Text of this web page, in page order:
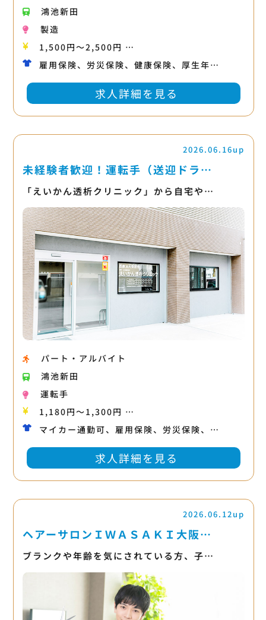
鴻池新田
製造
1,500円〜2,500円 …
雇用保険、労災保険、健康保険、厚生年…
求人詳細を見る
2026.06.16up
未経験者歓迎！運転手（送迎ドラ…
「えいかん透析クリニック」から自宅や…
パート・アルバイト
鴻池新田
運転手
1,180円〜1,300円 …
マイカー通勤可、雇用保険、労災保険、…
求人詳細を見る
2026.06.12up
ヘアーサロンＩＷＡＳＡＫＩ大阪…
ブランクや年齢を気にされている方、子…